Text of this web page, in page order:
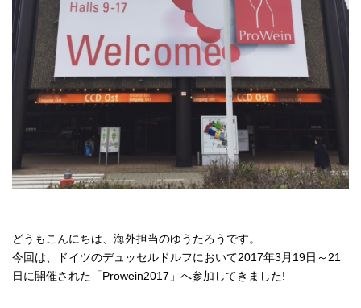
どうもこんにちは、海外担当のゆうたろうです。
今回は、ドイツのデュッセルドルフにおいて2017年3月19日～21
日に開催された「Prowein2017」へ参加してきました!